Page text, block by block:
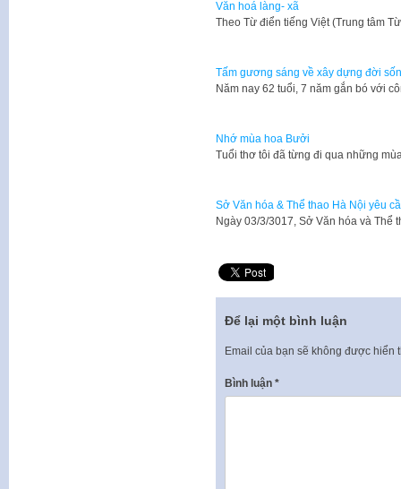
Văn hoá làng- xã
​Theo Từ điển tiếng Việt (Trung tâm
Tấm gương sáng về xây dựng đời
​Năm nay 62 tuổi, 7 năm gắn bó với
Nhớ mùa hoa Bưởi
Tuổi thơ tôi đã từng đi qua những
Sở Văn hóa & Thể thao Hà Nội yêu
Ngày 03/3/3017, Sở Văn hóa và
Để lại một bình luận
Email của bạn sẽ không được hiển
Bình luận *